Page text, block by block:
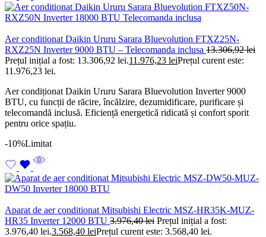
Aer conditionat Daikin Ururu Sarara Bluevolution FTXZ25N-
RXZ25N Inverter 9000 BTU – Telecomanda inclusa 13.306,92lei
Prețul inițial a fost: 13.306,92 lei.11.976,23 leiPrețul curent este:
11.976,23 lei.
Aer condiționat Daikin Ururu Sarara Bluevolution Inverter 9000
BTU, cu funcții de răcire, încălzire, dezumidificare, purificare și
telecomandă inclusă. Eficiență energetică ridicată și confort sporit
pentru orice spațiu.
-10%Limitat
Aparat de aer conditionat Mitsubishi Electric MSZ-HR35K-MUZ-
HR35 Inverter 12000 BTU 3.976,40lei Prețul inițial a fost:
3.976,40 lei.3.568,40 leiPrețul curent este: 3.568,40 lei.